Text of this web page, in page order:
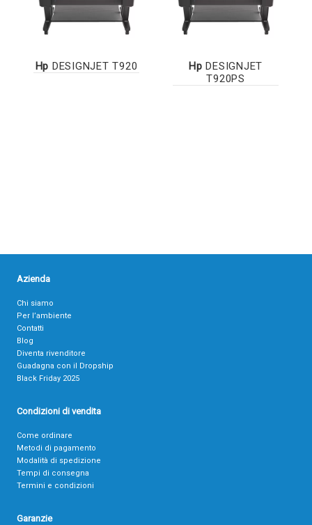
Hp DESIGNJET T920 Hp DESIGNJET
T920PS
Azienda
Chi siamo
Per l’ambiente
Contatti
Blog
Diventa rivenditore
Guadagna con il Dropship
Black Friday 2025
Condizioni di vendita
Come ordinare
Metodi di pagamento
Modalità di spedizione
Tempi di consegna
Termini e condizioni
Garanzie